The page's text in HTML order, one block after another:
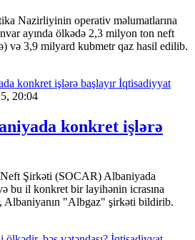
Nazirliyinin operativ məlumatlarına
ayında ölkədə 2,3 milyon ton neft
və 3,9 milyard kubmetr qaz hasil edilib.
İqtisadiyyat
20:04
konkret işlərə
Şirkəti (SOCAR) Albaniyada
bu il konkret bir layihənin icrasına
Albaniyanın "Albgaz" şirkəti bildirib.